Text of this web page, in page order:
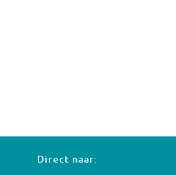
Direct naar: